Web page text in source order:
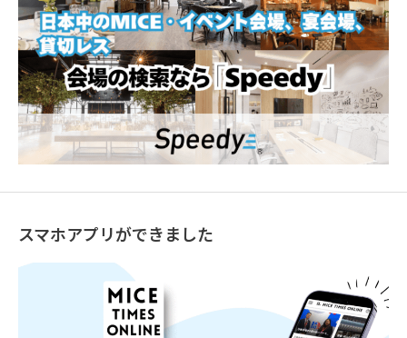
スマホアプリができました